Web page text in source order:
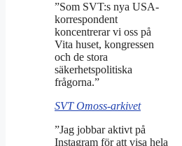
”Som SVT:s nya USA-
korrespondent
koncentrerar vi oss på
Vita huset, kongressen
och de stora
säkerhetspolitiska
frågorna.”
SVT Omoss-arkivet
”Jag jobbar aktivt på
Instagram för att visa hela